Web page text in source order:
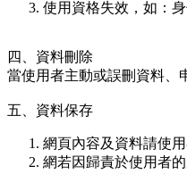
使用資格失效，如：
四、資料刪除
當使用者主動或誤刪資料、
五、資料保存
網頁內容及資料請使
網若因歸責於使用者